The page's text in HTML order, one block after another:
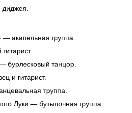
диджея.
акапельная группа.
бурлесковый танцор.
и гитарист.
труппа.
Луки — бутылочная группа.